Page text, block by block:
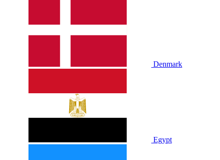
Denmark
Egypt